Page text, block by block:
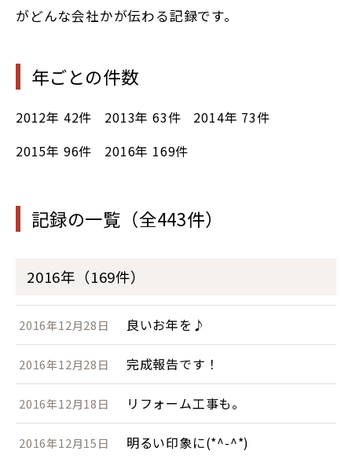
がどんな会社かが伝わる記録です。
年ごとの件数
2012年 42件 2013年63件 2014年 73件
2015年 96件 2016年 169件
記録の一覧（全443件）
2016年（169件）
2016年12月28日 良いお年を♪
2016年12月28日 完成報告です！
2016年12月18日 リフォーム工事も。
2016年12月15日 明るい印象に(*^-^*)